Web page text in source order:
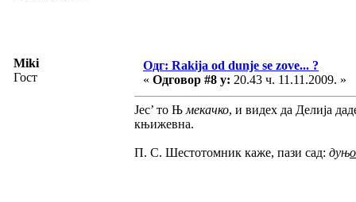
Miki
Гост
Одг: Rakija od dunje se zove... ?
« Одговор #8 у: 20.43 ч. 11.11.2009. »
Јес’ то Њ мекачко, и видех да Делија
књижевна.
П. С. Шестотомник каже, пази сад: дуњо